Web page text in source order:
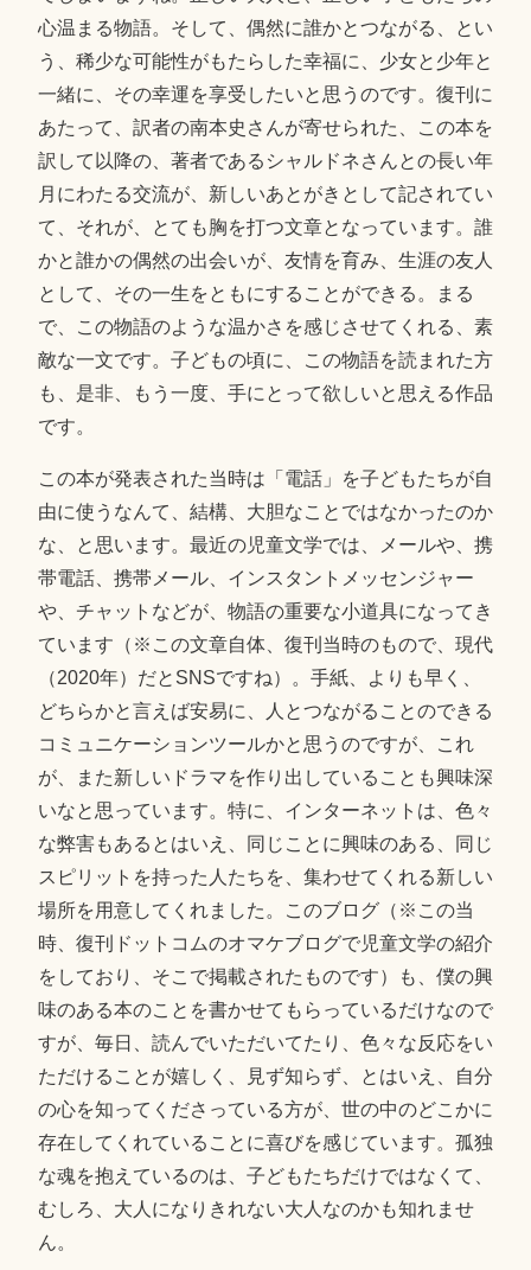
心温まる物語。そして、偶然に誰かとつながる、とい
う、稀少な可能性がもたらした幸福に、少女と少年と
一緒に、その幸運を享受したいと思うのです。復刊に
あたって、訳者の南本史さんが寄せられた、この本を
訳して以降の、著者であるシャルドネさんとの長い年
月にわたる交流が、新しいあとがきとして記されてい
て、それが、とても胸を打つ文章となっています。誰
かと誰かの偶然の出会いが、友情を育み、生涯の友人
として、その一生をともにすることができる。まる
で、この物語のような温かさを感じさせてくれる、素
敵な一文です。子どもの頃に、この物語を読まれた方
も、是非、もう一度、手にとって欲しいと思える作品
です。
この本が発表された当時は「電話」を子どもたちが自
由に使うなんて、結構、大胆なことではなかったのか
な、と思います。最近の児童文学では、メールや、携
帯電話、携帯メール、インスタントメッセンジャー
や、チャットなどが、物語の重要な小道具になってき
ています（※この文章自体、復刊当時のもので、現代
（2020年）だとSNSですね）。手紙、よりも早く、
どちらかと言えば安易に、人とつながることのできる
コミュニケーションツールかと思うのですが、これ
が、また新しいドラマを作り出していることも興味深
いなと思っています。特に、インターネットは、色々
な弊害もあるとはいえ、同じことに興味のある、同じ
スピリットを持った人たちを、集わせてくれる新しい
場所を用意してくれました。このブログ（※この当
時、復刊ドットコムのオマケブログで児童文学の紹介
をしており、そこで掲載されたものです）も、僕の興
味のある本のことを書かせてもらっているだけなので
すが、毎日、読んでいただいてたり、色々な反応をい
ただけることが嬉しく、見ず知らず、とはいえ、自分
の心を知ってくださっている方が、世の中のどこかに
存在してくれていることに喜びを感じています。孤独
な魂を抱えているのは、子どもたちだけではなくて、
むしろ、大人になりきれない大人なのかも知れませ
ん。